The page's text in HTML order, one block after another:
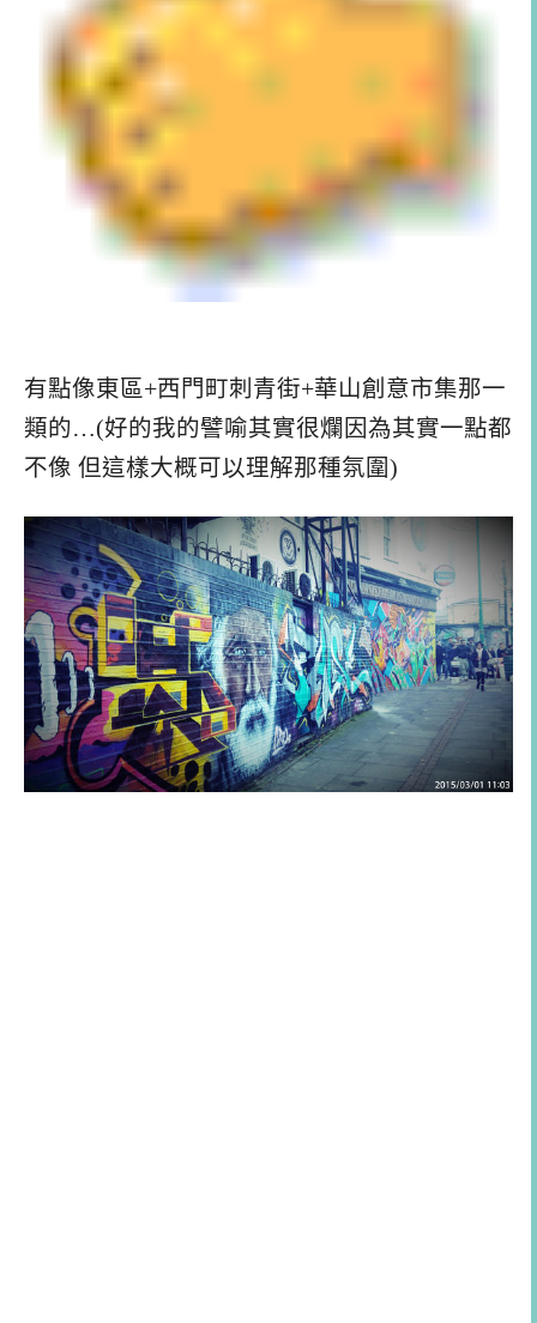
有點像東區+西門町刺青街+華山創意市集那一
類的…(好的我的譬喻其實很爛因為其實一點都
不像 但這樣大概可以理解那種氛圍)